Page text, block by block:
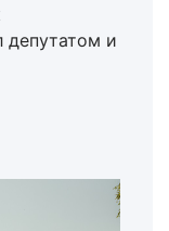
депутатом и